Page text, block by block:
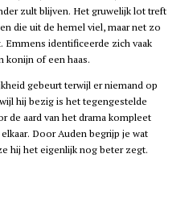
zult blijven. Het gruwelijk lot treft
die uit de hemel viel, maar net zo
identificeerde zich vaak
konijn of een haas.
gebeurt terwijl er niemand op
hij bezig is het tegengestelde
de aard van het drama kompleet
Door Auden begrijp je wat
hij het eigenlijk nog beter zegt.